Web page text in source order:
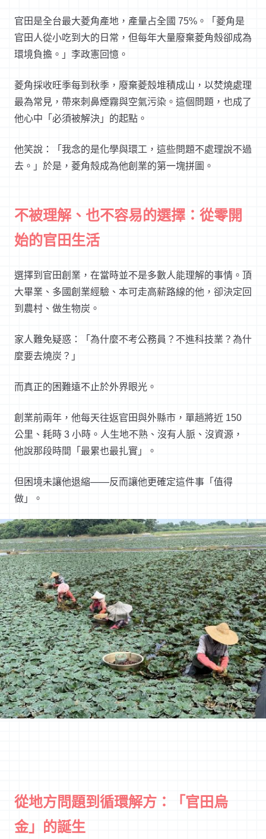
官田是全台最大菱角產地，產量占全國 75%。「菱角是
官田人從小吃到大的日常，但每年大量廢棄菱角殼卻成為
環境負擔。」李政憲回憶。
菱角採收旺季每到秋季，廢棄菱殼堆積成山，以焚燒處理
最為常見，帶來刺鼻煙霧與空氣污染。這個問題，也成了
他心中「必須被解決」的起點。
他笑說：「我念的是化學與環工，這些問題不處理說不過
去。」於是，菱角殼成為他創業的第一塊拼圖。
不被理解、也不容易的選擇：從零開
始的官田生活
選擇到官田創業，在當時並不是多數人能理解的事情。頂
大畢業、多國創業經驗、本可走高薪路線的他，卻決定回
到農村、做生物炭。
家人難免疑惑：「為什麼不考公務員？不進科技業？為什
麼要去燒炭？」
而真正的困難遠不止於外界眼光。
創業前兩年，他每天往返官田與外縣市，單趟將近 150
公里、耗時 3 小時。人生地不熟、沒有人脈、沒資源，
他說那段時間「最累也最扎實」。
但困境未讓他退縮——反而讓他更確定這件事「值得
做」。
從地方問題到循環解方：「官田烏
金」的誕生